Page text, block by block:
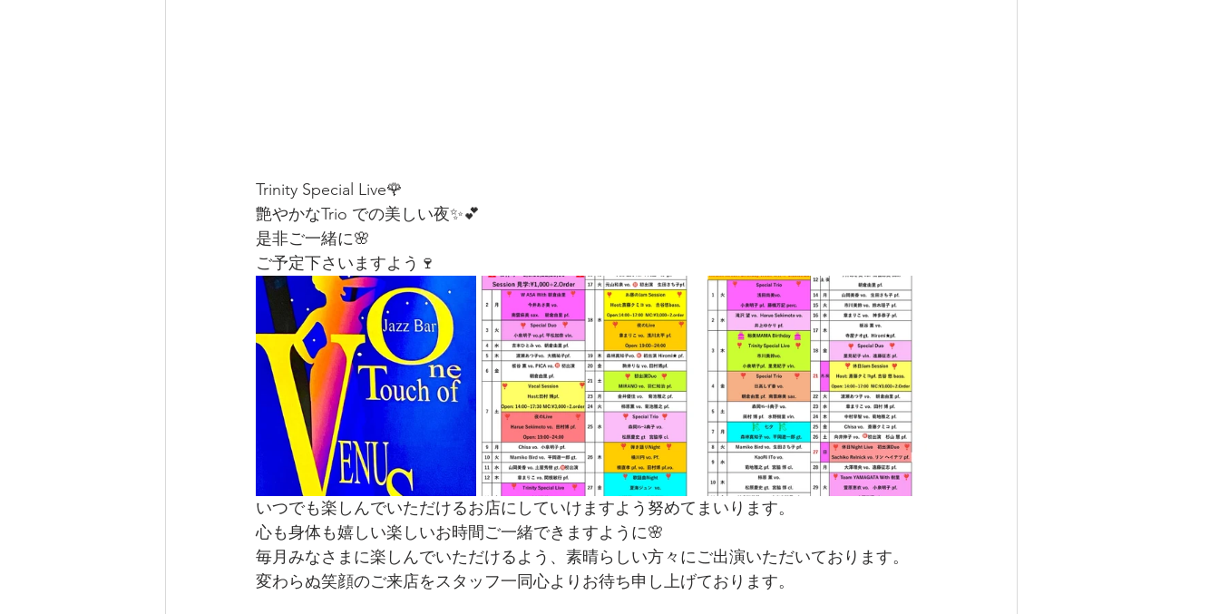
Trinity Special Live🌹
艶やかなTrio での美しい夜✨💕
是非ご一緒に🌸
ご予定下さいますよう🍷
いつでも楽しんでいただけるお店にしていけますよう努めてまいります。
心も身体も嬉しい楽しいお時間ご一緒できますように🌸
毎月みなさまに楽しんでいただけるよう、素晴らしい方々にご出演いただいております。
変わらぬ笑顔のご来店をスタッフ一同心よりお待ち申し上げております。